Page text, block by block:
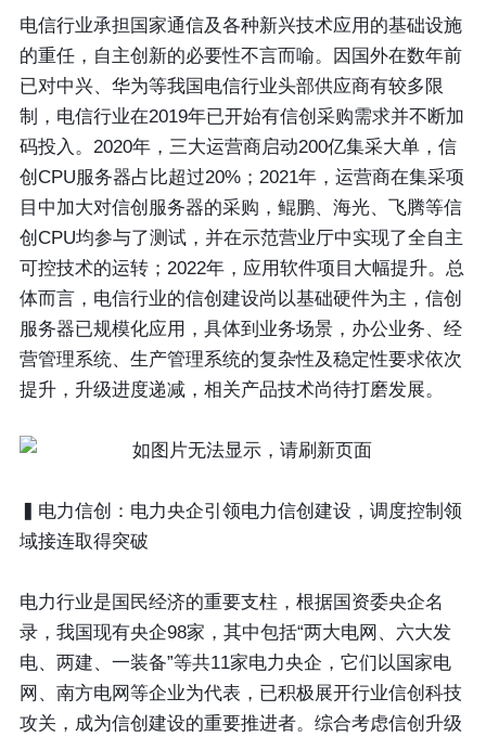
电信行业承担国家通信及各种新兴技术应用的基础设施
的重任，自主创新的必要性不言而喻。因国外在数年前
已对中兴、华为等我国电信行业头部供应商有较多限
制，电信行业在2019年已开始有信创采购需求并不断加
码投入。2020年，三大运营商启动200亿集采大单，信
创CPU服务器占比超过20%；2021年，运营商在集采项
目中加大对信创服务器的采购，鲲鹏、海光、飞腾等信
创CPU均参与了测试，并在示范营业厅中实现了全自主
可控技术的运转；2022年，应用软件项目大幅提升。总
体而言，电信行业的信创建设尚以基础硬件为主，信创
服务器已规模化应用，具体到业务场景，办公业务、经
营管理系统、生产管理系统的复杂性及稳定性要求依次
提升，升级进度递减，相关产品技术尚待打磨发展。
▍电力信创：电力央企引领电力信创建设，调度控制领
域接连取得突破
电力行业是国民经济的重要支柱，根据国资委央企名
录，我国现有央企98家，其中包括“两大电网、六大发
电、两建、一装备”等共11家电力央企，它们以国家电
网、南方电网等企业为代表，已积极展开行业信创科技
攻关，成为信创建设的重要推进者。综合考虑信创升级